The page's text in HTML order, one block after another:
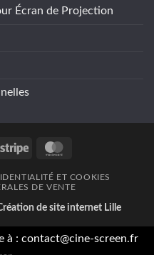
Écran de Projection
Stripe
ET COOKIES
DE VENTE
de site internet Lille
à : contact@cine-screen.fr